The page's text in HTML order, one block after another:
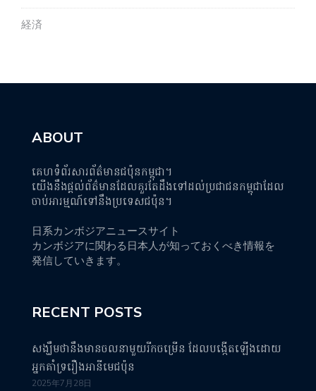
経済
ABOUT
គេហទំព័រសារព័ត៌មានជប៉ុនកម្ពុជា។
យើងនឹងផ្តល់ព័ត៌មានដែលគួរតែដឹងទៅដល់ប្រជាជនកម្ពុជាដែល
ចាប់អារម្មណ៍ទៅនឹងប្រទេសជប៉ុន។
日系カンボジアニュースサイト
カンボジアに関わる日本人が知っておくべき情報を
発信していきます。
RECENT POSTS
សង្ឃឹមថានឹងមានចលនាមួយរីកចម្រើន ដែលបង្កើតឡើងដោយ
អ្នកគាំទ្ររឿងអានីមេជប៉ុន
2025年7月28日